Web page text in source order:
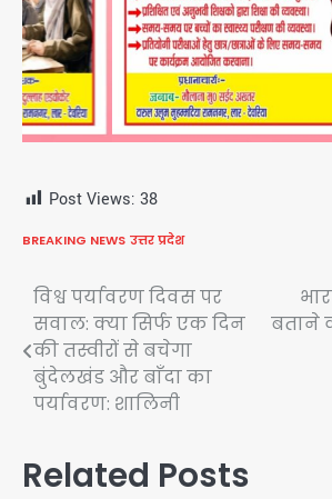
Post Views: 38
BREAKING NEWS उत्तर प्रदेश
Post
navigation
विश्व पर्यावरण दिवस पर
सवाल: क्या सिर्फ एक दिन
की तस्वीरों से बचेगा
बुंदेलखंड और बाँदा का
पर्यावरण: शालिनी
बताने
Related Posts